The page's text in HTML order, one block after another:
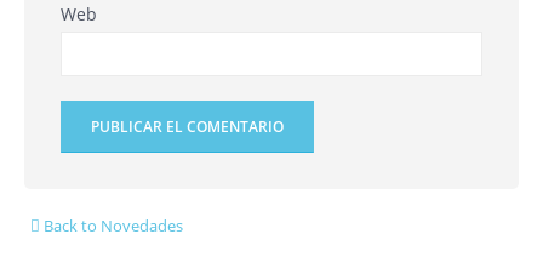
Web
Back to Novedades